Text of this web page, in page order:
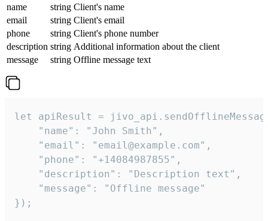
name
string Client's name
email
string Client's email
phone
string Client's phone number
description string Additional information about the client
message
string Offline message text
let apiResult =
    "name": "John Smith",
    "email": "email@example.com",
    "phone": "+14084987855",
    "description": "Description text",
    "message": "Offline message"
});